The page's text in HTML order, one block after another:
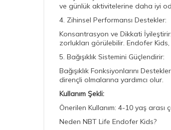
ve günlük aktivitelerine daha iyi
4. Zihinsel Performansı Destekler:
Konsantrasyon ve Dikkati
zorlukları görülebilir. Endofer
5. Bağışıklık Sistemini Güçlendirir:
Bağışıklık Fonksiyonlarını
dirençli olmalarına yardımcı olur.
Kullanım Şekli:
Önerilen Kullanım: 4-10 yaş
Neden NBT Life Endofer Kids?